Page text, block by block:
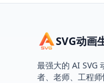
SVG动画
最强大的 AI SVG
者、老师、工程师